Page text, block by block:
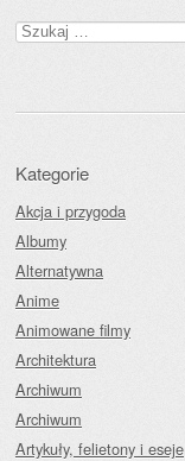
Szukaj:
Kategorie
Akcja i przygoda
Albumy
Alternatywna
Anime
Animowane filmy
Architektura
Archiwum
Archiwum
Artykuły, felietony i eseje